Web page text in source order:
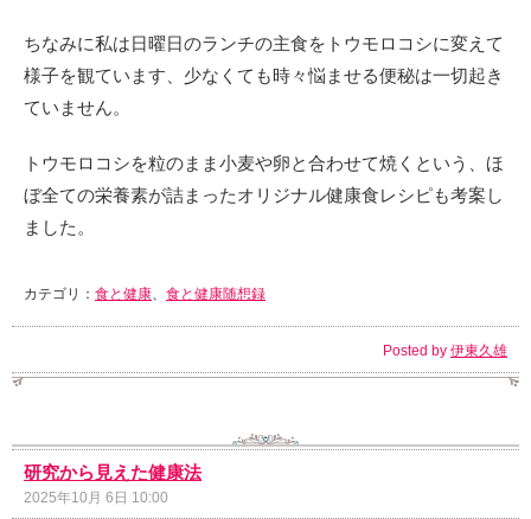
ちなみに私は日曜日のランチの主食をトウモロコシに変えて
様子を観ています、少なくても時々悩ませる便秘は一切起き
ていません。
トウモロコシを粒のまま小麦や卵と合わせて焼くという、ほ
ぼ全ての栄養素が詰まったオリジナル健康食レシピも考案し
ました。
カテゴリ： 食と健康、 食と健康随想録
Posted by 伊東久雄
研究から見えた健康法
2025年10月 6日 10:00